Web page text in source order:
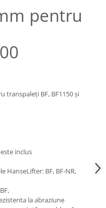
pentru
transpaleți BF, BF1150 și
inclus
HanseLifter: BF, BF-NR,
la abraziune